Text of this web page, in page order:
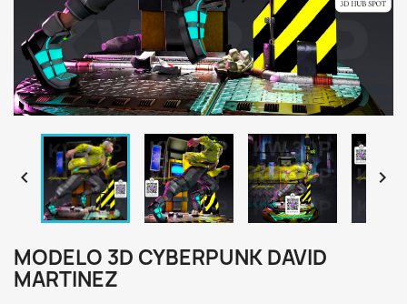
 
MODELO 3D CYBERPUNK DAVID
MARTINEZ